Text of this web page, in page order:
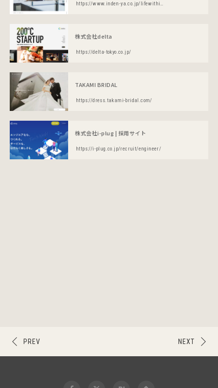
https://www.inden-ya.co.jp/lifewithinden/
株式会社delta
https://delta-tokyo.co.jp/
TAKAMI BRIDAL
https://dress.takami-bridal.com/
株式会社i-plug | 採用サイト
https://i-plug.co.jp/recruit/engineer/
NEXT
PREV